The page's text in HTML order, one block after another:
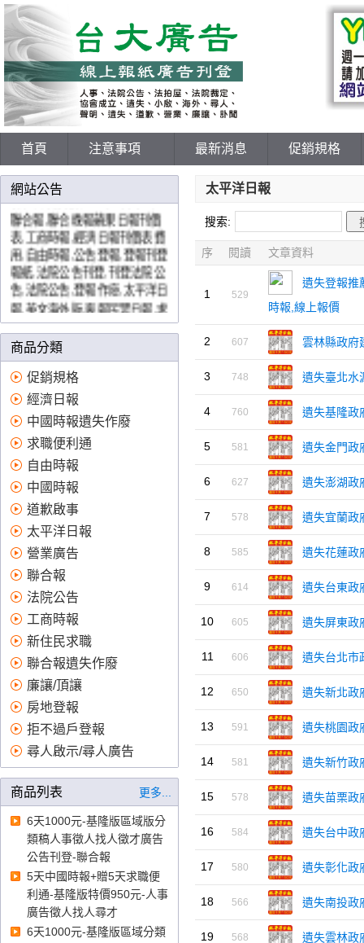
首頁 注意事項 最新消息 促銷規格
網站公告
198報紙刊登網
各報廣告價格表,登報中國時報,
聯合報,聯合晚報蘋果日報刊價
表,工商時報,經濟日報刊價表費
用,自由時報,公告登報,登報刊登
報紙,法院公告刊登,刊登法院公
告,法院公告,登報作廢,太平洋日
報,英文海外版,爽報民眾日報,求
職便利通,the china post英文中
國郵報,yes123網路徵才刊登,U
paper,價格優惠費用好各大報直
接授權報紙廣告代理商免中間
廠商抽成,價格優惠實在,值得信
賴！全國版,地方版:台北市,新北
市,桃竹苗,中彰投,高屏,登報作
廢、求職便利通、報紙廣告、
登報遺失、登報、道歉啟事、
太平洋日報、登報作廢便利商
店、登報道歉費用、登報道
歉、刊登報紙、登報徵人、便
利通、登報費用、股票遺失、
登報作廢費用、徵人廣告、報
紙刊登、便利通求職、報紙 廣
告、拒不過戶註銷登報、支票
遺失 登報、蘋果日報廣告價目
表、股票遺失、 徵才廣告、登
報公告、求職便利通刊登、報
日報 廣告、道歉啟事 範例、登
報道歉範例、蘋果日報徵才廣
告、如何登報遺失、報紙廣告
費用、求職報紙、刊登徵人廣
告、中國時報求職網、報紙廣
告刊登、證件遺失 登報、報紙
刊登公告、蘋果日報廣告價
格、自由時報刊登徵才、公示
送達費用、報紙刊登費、報紙
徵人、公示送達、自由時報徵
才、登廣告登報 、臺北高等行
政法院登報、臺中高等行政法
院登報、高雄高等行政法院登
報、智慧財產法院登報登報、
臺灣臺北地方法院登報、臺灣
士林地方法院登報、臺灣新北
商品分類
促銷規格
經濟日報
中國時報遺失作廢
求職便利通
自由時報
中國時報
道歉啟事
太平洋日報
營業廣告
聯合報
法院公告
工商時報
新住民求職
聯合報遺失作廢
廉讓/頂讓
房地登報
拒不過戶登報
尋人啟示/尋人廣告
商品列表 更多...
6天1000元-基隆版區域版分
類稿人事徵人找人徵才廣告
公告刊登-聯合報
5天中國時報+贈5天求職便
利通-基隆版特價950元-人事
廣告徵人找人尋才
6天1000元-基隆版區域分類
太平洋日報
搜索:
序 閱讀 文章資料
1 529
遺失登報推
時報,線上報價
2 607 雲林縣政府
3 748 遺失臺北水
4 760 遺失基隆政
5 581 遺失金門政
6 627 遺失澎湖政
7 578 遺失宜蘭政
8 585 遺失花蓮政
9 614 遺失台東政
10 605 遺失屏東政
11 606 遺失台北市
12 650 遺失新北政
13 591 遺失桃園政
14 581 遺失新竹政
15 578 遺失苗栗政
16 584 遺失台中政
17 580 遺失彰化政
18 566 遺失南投政
19 568 遺失雲林政